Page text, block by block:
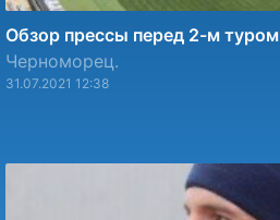
Обзор прессы перед 2-м туром
Черноморец.
31.07.2021 12:38